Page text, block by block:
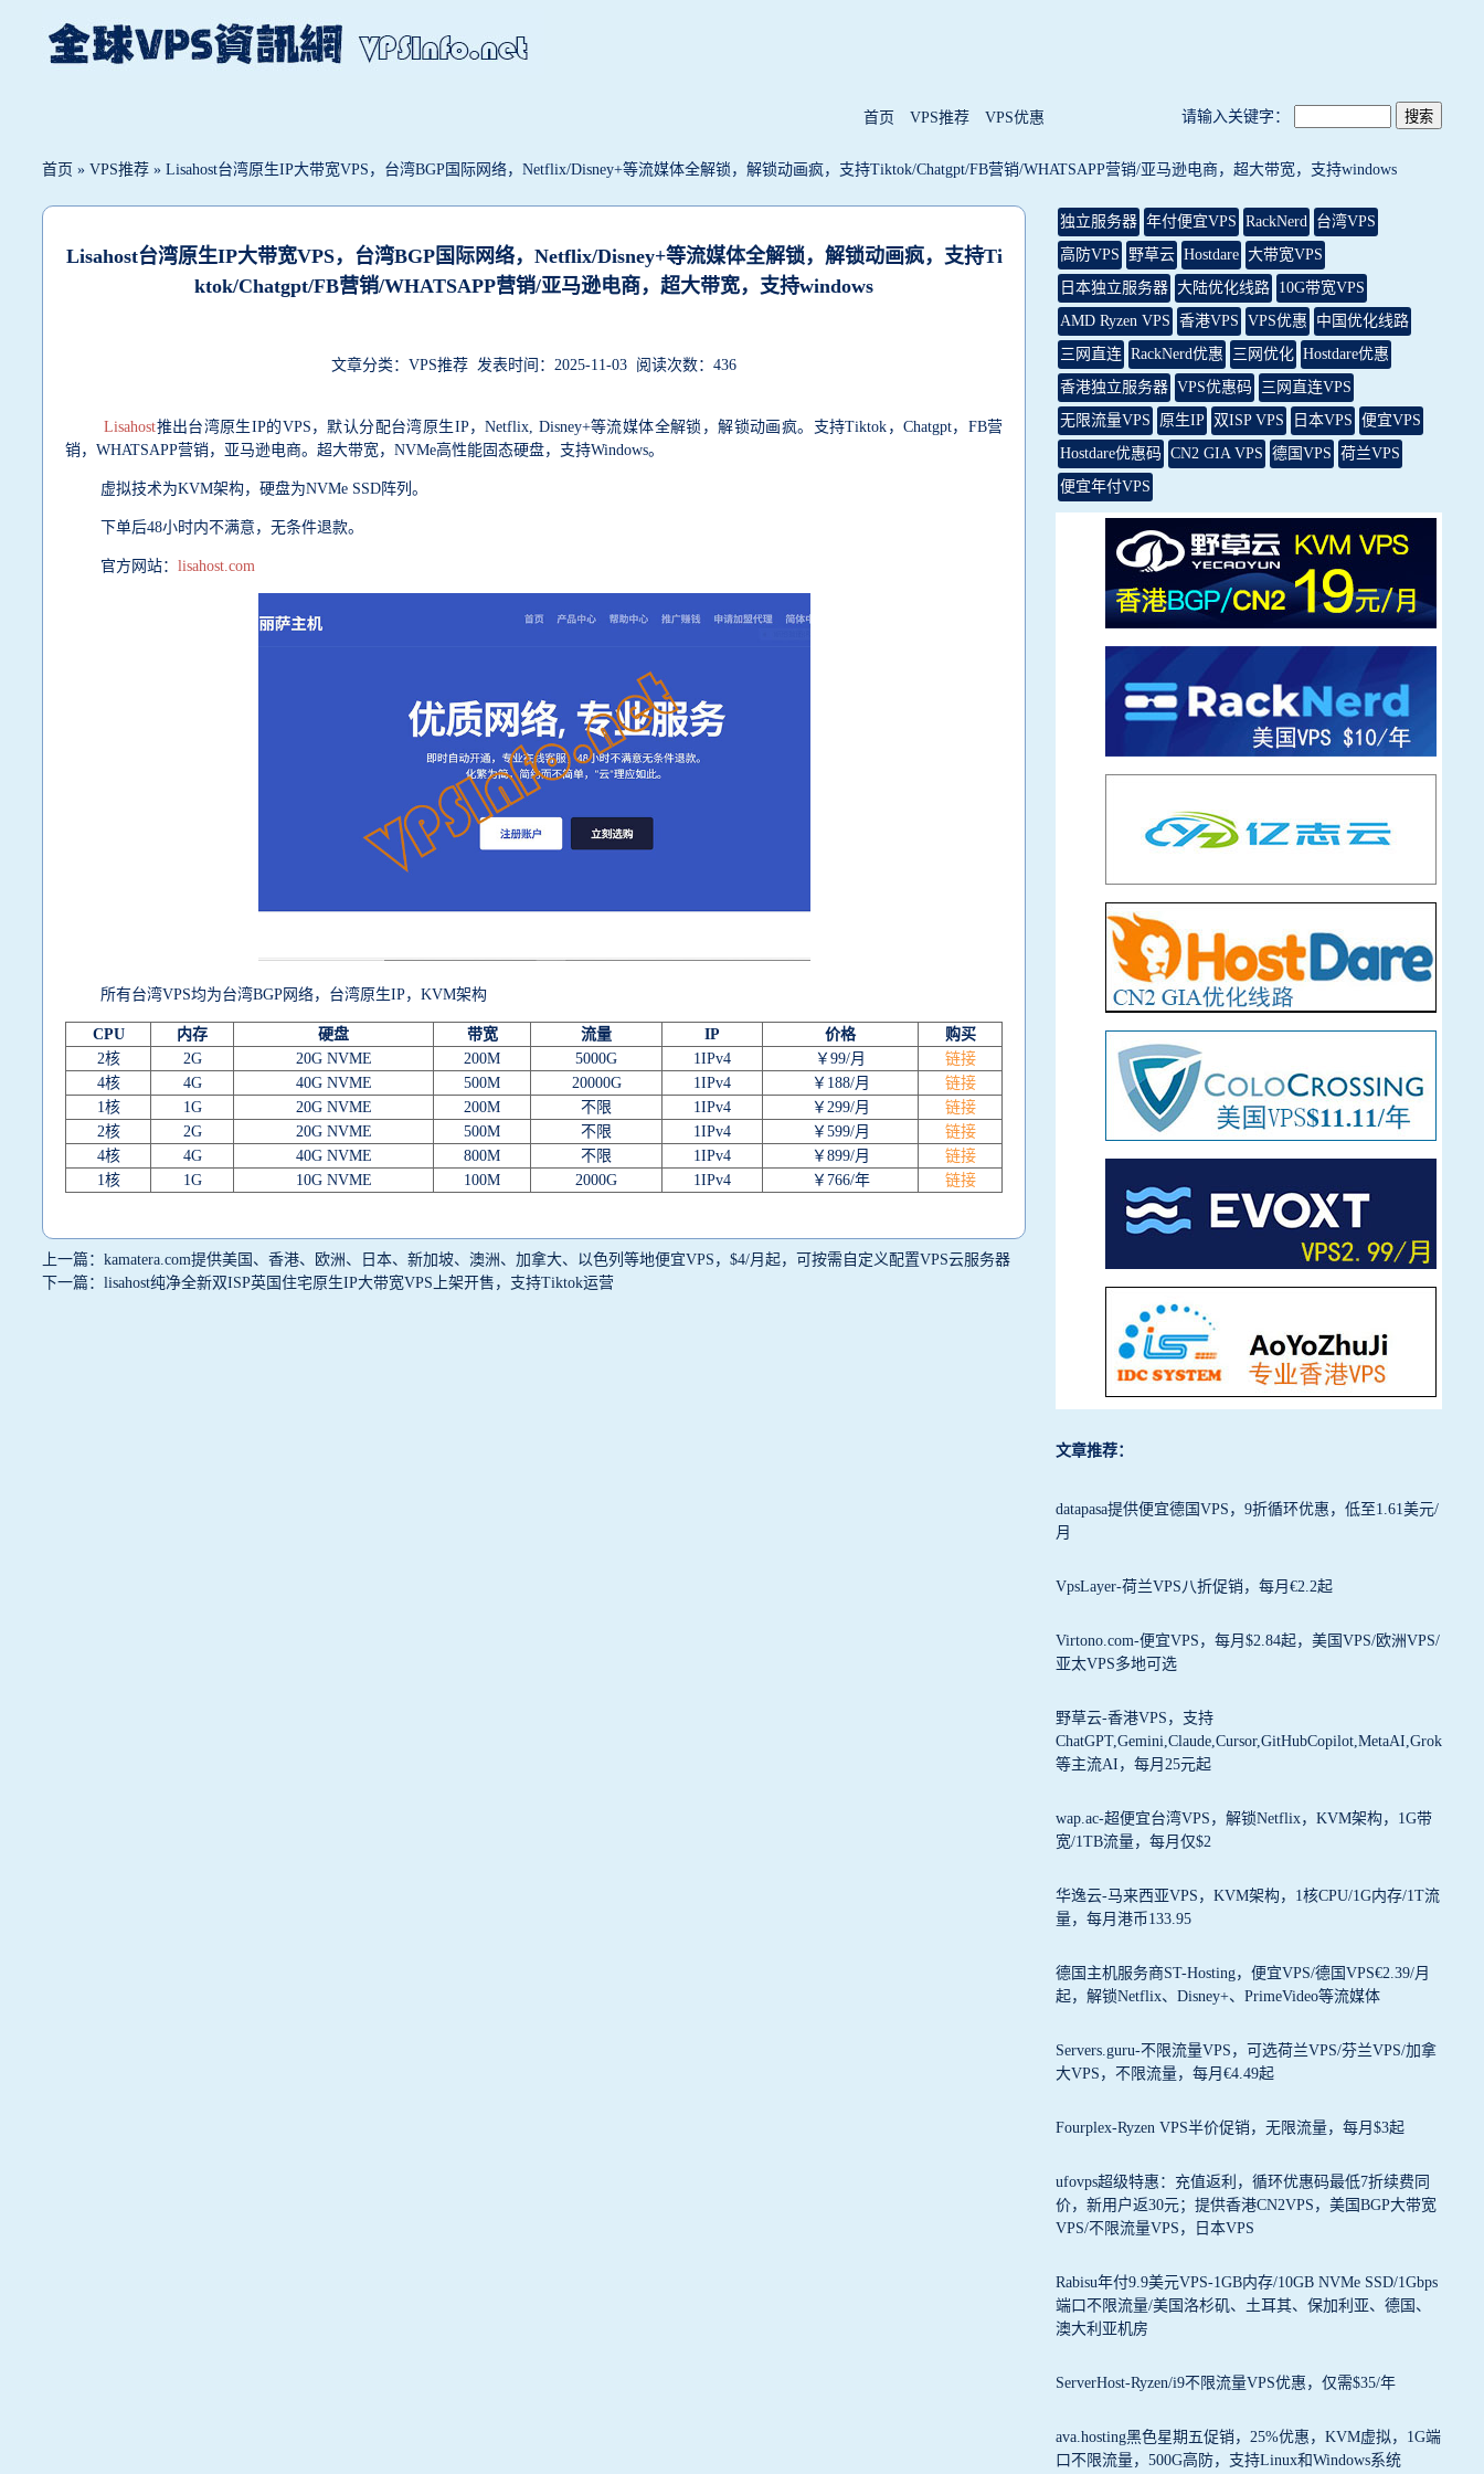
首页 VPS推荐 VPS优惠 请输入关键字：
首页 » VPS推荐 » Lisahost台湾原生IP大带宽VPS，台湾BGP国际网络，Netflix/Disney+等流媒体全解锁，解锁动画疯，支持Tiktok/Chatgpt/FB营销/WHATSAPP营销/亚马逊电商，超大带宽，支持windows
Lisahost台湾原生IP大带宽VPS，台湾BGP国际网络，Netflix/Disney+等流媒体全解锁，解锁动画疯，支持Ti
ktok/Chatgpt/FB营销/WHATSAPP营销/亚马逊电商，超大带宽，支持windows
文章分类：VPS推荐 发表时间：2025-11-03 阅读次数：436
Lisahost推出台湾原生IP的VPS，默认分配台湾原生IP，Netflix, Disney+等流媒体全解锁，解锁动画疯。支持Tiktok，Chatgpt，FB营
销，WHATSAPP营销，亚马逊电商。超大带宽，NVMe高性能固态硬盘，支持Windows。
虚拟技术为KVM架构，硬盘为NVMe SSD阵列。
下单后48小时内不满意，无条件退款。
官方网站： lisahost.com
所有台湾VPS均为台湾BGP网络，台湾原生IP，KVM架构
CPU 内存 硬盘 带宽 流量 IP 价格
购买
2核
2G 20G NVME 200M 5000G 1IPv4 ￥99/月
链接
4核
4G 40G NVME 500M 20000G 1IPv4 ￥188/月
链接
1核
1G 20G NVME 200M 不限 1IPv4 ￥299/月
链接
2核
2G 20G NVME 500M 不限 1IPv4 ￥599/月
链接
4核
4G 40G NVME 800M 不限 1IPv4 ￥899/月
链接
1核
1G 10G NVME 100M 2000G 1IPv4 ￥766/年 链接
上一篇：kamatera.com提供美国、香港、欧洲、日本、新加坡、澳洲、加拿大、以色列等地便宜VPS，$4/月起，可按需自定义配置VPS云服务器
下一篇：lisahost纯净全新双ISP英国住宅原生IP大带宽VPS上架开售，支持Tiktok运营
独立服务器 年付便宜VPS RackNerd 台湾VPS
高防VPS
野草云 Hostdare 大带宽VPS
日本独立服务器 大陆优化线路 10G带宽VPS
AMD Ryzen VPS 香港VPS VPS优惠
中国优化线路
三网直连 RackNerd优惠 三网优化 Hostdare优惠
香港独立服务器 VPS优惠码 三网直连VPS
无限流量VPS
原生IP 双ISP VPS 日本VPS 便宜VPS
Hostdare优惠码 CN2 GIA VPS 德国VPS 荷兰VPS
便宜年付VPS
文章推荐：
datapasa提供便宜德国VPS，9折循环优惠，低至1.61美元/
月
VpsLayer-荷兰VPS八折促销，每月€2.2起
Virtono.com-便宜VPS，每月$2.84起，美国VPS/欧洲VPS/
亚太VPS多地可选
野草云-香港VPS，支持
ChatGPT,Gemini,Claude,Cursor,GitHubCopilot,MetaAI,Grok
等主流AI，每月25元起
wap.ac-超便宜台湾VPS，解锁Netflix，KVM架构，1G带
宽/1TB流量，每月仅$2
华逸云-马来西亚VPS，KVM架构，1核CPU/1G内存/1T流
量，每月港币133.95
德国主机服务商ST-Hosting，便宜VPS/德国VPS€2.39/月
起，解锁Netflix、Disney+、PrimeVideo等流媒体
Servers.guru-不限流量VPS，可选荷兰VPS/芬兰VPS/加拿
大VPS，不限流量，每月€4.49起
Fourplex-Ryzen VPS半价促销，无限流量，每月$3起
ufovps超级特惠：充值返利，循环优惠码最低7折续费同
价，新用户返30元；提供香港CN2VPS，美国BGP大带宽
VPS/不限流量VPS，日本VPS
Rabisu年付9.9美元VPS-1GB内存/10GB NVMe SSD/1Gbps
端口不限流量/美国洛杉矶、土耳其、保加利亚、德国、
澳大利亚机房
ServerHost-Ryzen/i9不限流量VPS优惠，仅需$35/年
ava.hosting黑色星期五促销，25%优惠，KVM虚拟，1G端
口不限流量，500G高防，支持Linux和Windows系统